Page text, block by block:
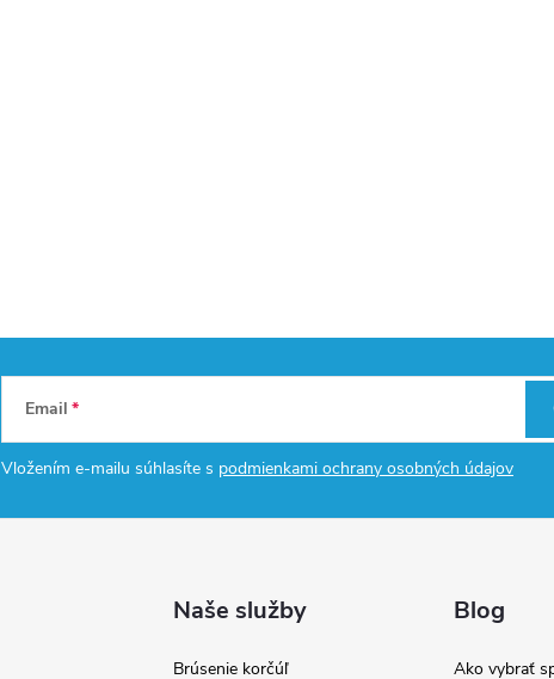
Email
Vložením e-mailu súhlasíte s podmienkami ochrany osobných údajov
Naše služby
Brúsenie korčúľ
Blog
Ako vybrať